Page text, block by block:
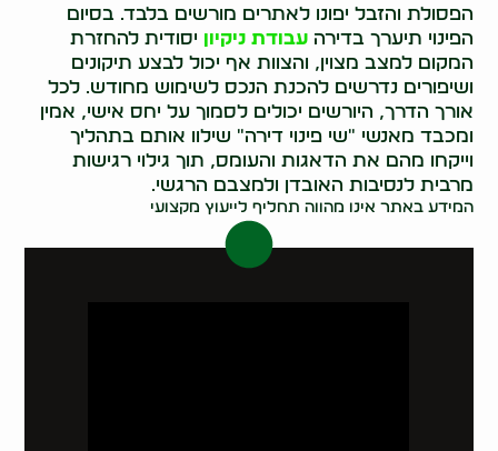
הפסולת והזבל יפונו לאתרים מורשים בלבד. בסיום
הפינוי תיערך בדירהעבודת ניקיון יסודית להחזרת
המקום למצב מצוין, והצוות אף יכול לבצע תיקונים
ושיפורים נדרשים להכנת הנכס לשימוש מחודש. לכל
אורך הדרך, היורשים יכולים לסמוך על יחס אישי, אמין
ומכבד מאנשי "שי פינוי דירה" שילוו אותם בתהליך
וייקחו מהם את הדאגות והעומס, תוך גילוי רגישות
מרבית לנסיבות האובדן ולמצבם הרגשי.
המידע באתר אינו מהווה תחליף לייעוץ מקצועי